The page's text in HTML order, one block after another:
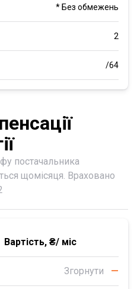
* Без обмежень
2
/64
постачальника
щомісяця. Враховано
Вартість, ₴/ міс
Згорнути —